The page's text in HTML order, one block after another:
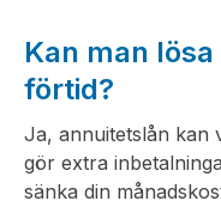
Kan man
förtid?
Ja, annuitetslån kan
gör extra
sänka din